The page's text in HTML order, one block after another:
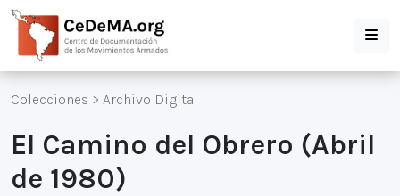
Colecciones > Archivo Digital
El Camino del Obrero (Abril
de 1980)